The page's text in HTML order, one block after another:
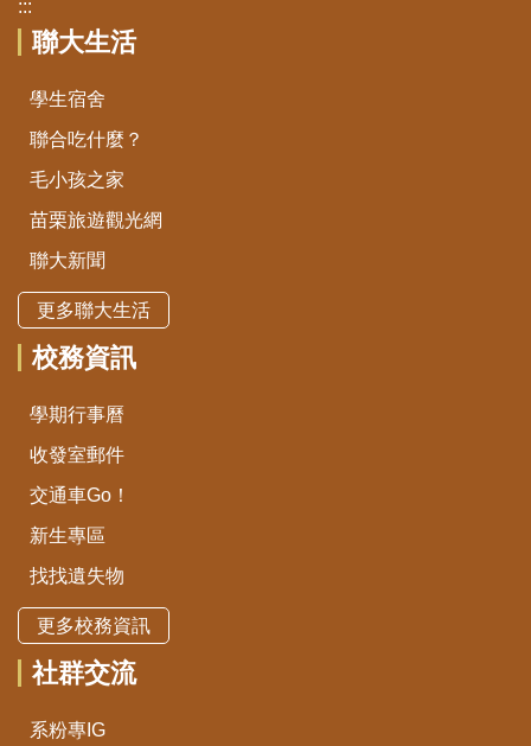
:::
聯大生活
學生宿舍
聯合吃什麼？
毛小孩之家
苗栗旅遊觀光網
聯大新聞
更多聯大生活
校務資訊
學期行事曆
收發室郵件
交通車Go！
新生專區
找找遺失物
更多校務資訊
社群交流
系粉專IG